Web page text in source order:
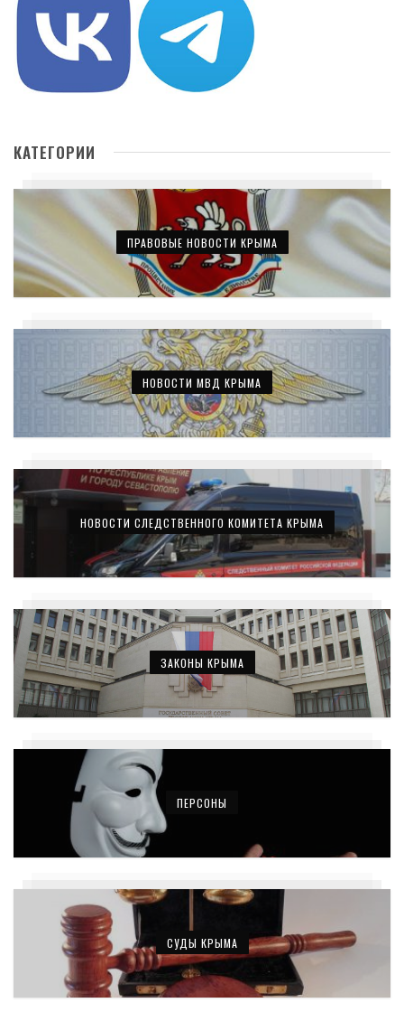
КАТЕГОРИИ
ПРАВОВЫЕ НОВОСТИ КРЫМА
НОВОСТИ МВД КРЫМА
НОВОСТИ СЛЕДСТВЕННОГО КОМИТЕТА КРЫМА
ЗАКОНЫ КРЫМА
ПЕРСОНЫ
СУДЫ КРЫМА